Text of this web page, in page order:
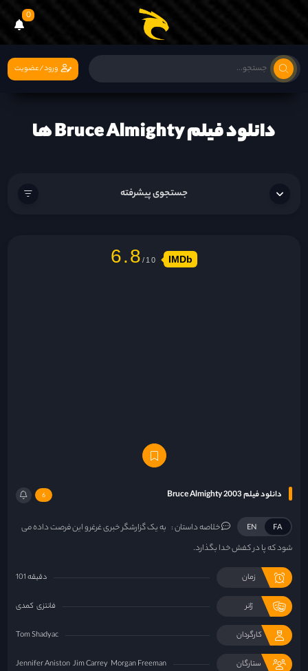
0
ورود/عضویت
دانلود فیلم Bruce Almighty ها
جستجوی پیشرفته
دانلود فیلم Bruce Almighty 2003 6
FA
EN خلاصه داستان : به یک گزارشگر خبری غرغرو این فرصت داده می
شود که پا در کفش خدا بگذارد.
زمان 101 دقیقه
ژانر فانتزی کمدی
کارگردان Tom Shadyac
ستارگان Jennifer Aniston Jim Carrey Morgan Freeman
6.8 IMDb